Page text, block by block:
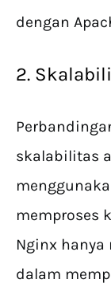
dengan
2.
skalabilitas
memproses
Nginx
dalam